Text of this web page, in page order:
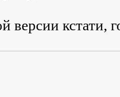
версии кстати,